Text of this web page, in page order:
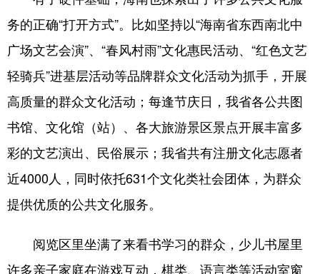
务的正确“打开方式”。比如坚持以“海南省东西南北中
广场文艺会演”、“春风村雨”文化惠民活动、“红色文艺
轻骑兵”进基层活动等品牌群众文化活动为抓手，开展
高质量的群众文化活动；每逢节庆日，我省各公共图
书馆、文化馆（站）、各大旅游景区景点开展丰富多
彩的文艺演出、民俗展示；我省共有注册文化志愿者
近4000人，同时依托631个文化类社会团体，为群众
提供优质的公共文化服务。
阅览区里坐满了来看书学习的群众，少儿书屋里
许多亲子家庭在游戏互动，棋类、语言类等活动室窗